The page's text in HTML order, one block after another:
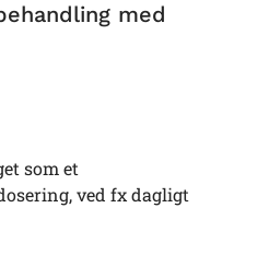
med
som et
ved fx dagligt